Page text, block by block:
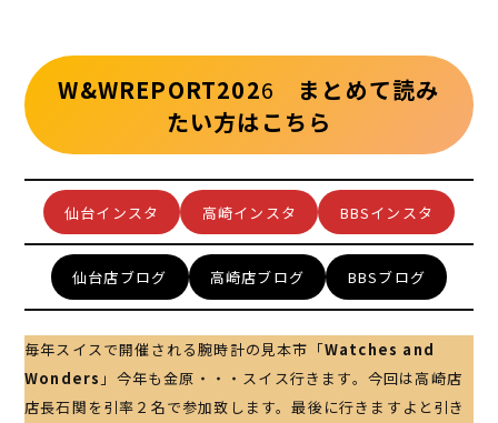
W&WREPORT2026 まとめて読み
たい方はこちら
仙台インスタ 高崎インスタ BBSインスタ
仙台店ブログ 高崎店ブログ BBSブログ
毎年スイスで開催される腕時計の見本市「Watches and
Wonders 」今年も金原・・・スイス行きます。今回は高崎店
店長石関を引率２名で参加致します。最後に行きますよと引き